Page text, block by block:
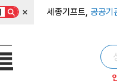
× 세종기프트, 공공기